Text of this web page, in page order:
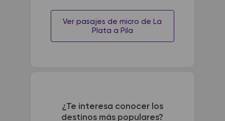
Ver pasajes de micro de La
Plata a Pila
¿Te interesa conocer los
destinos más populares?